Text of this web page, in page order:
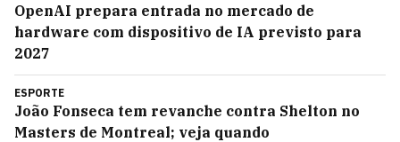
OpenAI prepara entrada no mercado de
hardware com dispositivo de IA previsto para
2027
ESPORTE
João Fonseca tem revanche contra Shelton no
Masters de Montreal; veja quando